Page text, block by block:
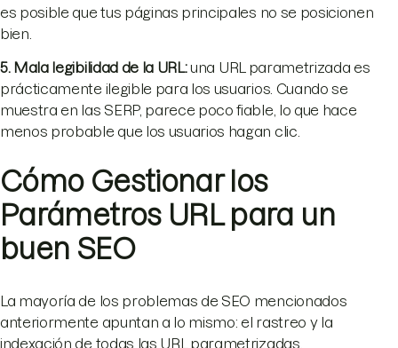
es posible que tus páginas principales no se posicionen
bien.
5. Mala legibilidad de la URL:una URL parametrizada es
prácticamente ilegible para los usuarios. Cuando se
muestra en las SERP, parece poco fiable, lo que hace
menos probable que los usuarios hagan clic.
Cómo Gestionar los
Parámetros URL para un
buen SEO
La mayoría de los problemas de SEO mencionados
anteriormente apuntan a lo mismo: el rastreo y la
indexación de todas las URL parametrizadas.